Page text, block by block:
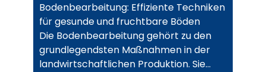
Bodenbearbeitung: Effiziente Techniken
für gesunde und fruchtbare Böden
Die Bodenbearbeitung gehört zu den
grundlegendsten Maßnahmen in der
landwirtschaftlichen Produktion. Sie…